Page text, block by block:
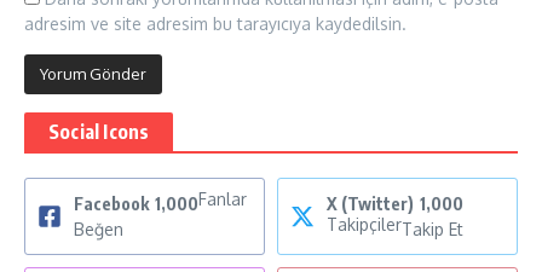
adresim ve site adresim bu tarayıcıya kaydedilsin.
Social Icons
Facebook 1,000Fanlar
Beğen
X (Twitter) 1,000
TakipçilerTakip Et